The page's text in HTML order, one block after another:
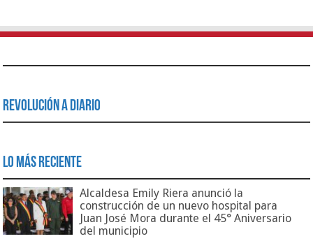
Revolución a Diario
Lo Más Reciente
Alcaldesa Emily Riera anunció la
construcción de un nuevo hospital para
Juan José Mora durante el 45° Aniversario
del municipio